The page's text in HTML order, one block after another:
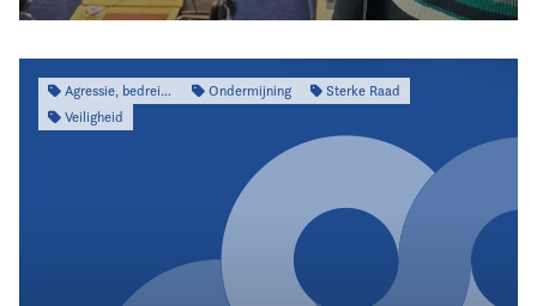
Agressie, bedreiging & intimidatie Ondermijning
Sterke Raad
Veiligheid